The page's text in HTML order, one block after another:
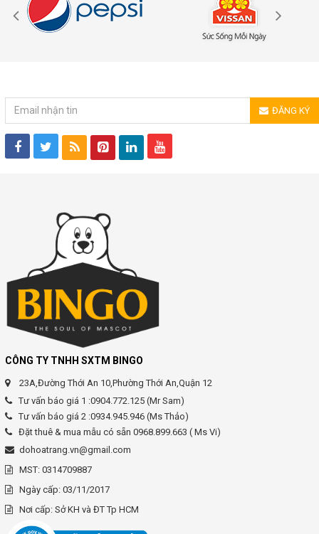
ĐĂNG KÝ
CÔNG TY TNHH SXTM BINGO
23A,Đường Thới An 10,Phường Thới An,Quận 12
Tư vấn báo giá 1 :0904.772.125 (Mr Sam)
Tư vấn báo giá 2 :0934.945.946 (Ms Thảo)
Đặt thuê & mua mẫu có sẵn 0968.899.663 ( Ms Vi)
dohoatrang.vn@gmail.com
MST: 0314709887
Ngày cấp: 03/11/2017
Nơi cấp: Sở KH và ĐT Tp HCM